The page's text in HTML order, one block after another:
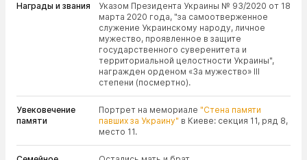
Награды и звания
Указом Президента Украины № 93/2020 от 18
марта 2020 года, "за самоотверженное
служение Украинскому народу, личное
мужество, проявленное в защите
государственного суверенитета и
территориальной целостности Украины",
награжден орденом «За мужество» III
степени (посмертно).
Увековечение
памяти
Портрет на мемориале "Стена памяти
павших за Украину" в Киеве: секция 11, ряд 8,
место 11.